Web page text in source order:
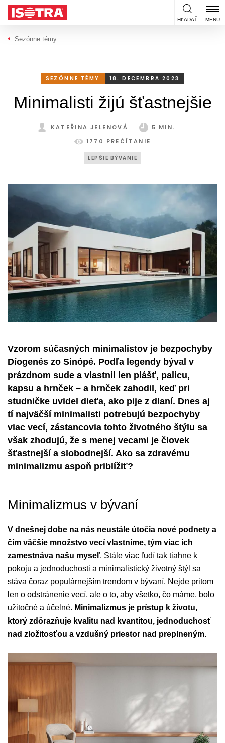
Preskočiť na obsah
HĽADAŤ MENU
Sezónne témy
SEZÓNNE TÉMY 18. DECEMBRA 2023
Minimalisti žijú šťastnejšie
KATEŘINA JELENOVÁ
5 MIN.
1770 PREČÍTANIE
LEPŠIE BÝVANIE
Vzorom súčasných minimalistov je bezpochyby
Díogenés zo Sinópé. Podľa legendy býval v
prázdnom sude a vlastnil len plášť, palicu,
kapsu a hrnček – a hrnček zahodil, keď pri
studničke uvidel dieťa, ako pije z dlaní. Dnes aj
tí najväčší minimalisti potrebujú bezpochyby
viac vecí, zástancovia tohto životného štýlu sa
však zhodujú, že s menej vecami je človek
šťastnejší a slobodnejší. Ako sa zdravému
minimalizmu aspoň priblížiť?
Minimalizmus v bývaní
V dnešnej dobe na nás neustále útočia nové podnety a
čím väčšie množstvo vecí vlastníme, tým viac ich
zamestnáva našu myseľ. Stále viac ľudí tak tiahne k
pokoju a jednoduchosti a minimalistický životný štýl sa
stáva čoraz populárnejším trendom v bývaní. Nejde pritom
len o odstránenie vecí, ale o to, aby všetko, čo máme, bolo
užitočné a účelné. Minimalizmus je prístup k životu,
ktorý zdôrazňuje kvalitu nad kvantitou, jednoduchosť
nad zložitosťou a vzdušný priestor nad preplneným.